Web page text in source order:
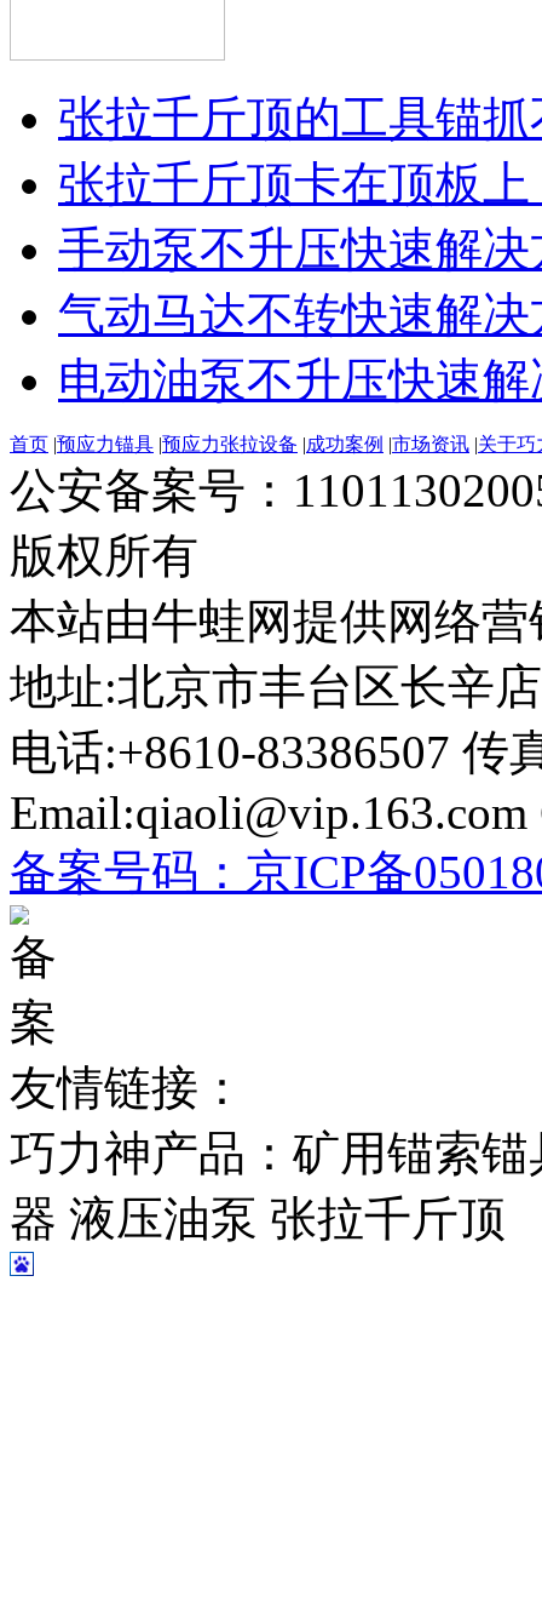
张拉千斤顶的工具锚抓
张拉千斤顶卡在顶板上
手动泵不升压快速解决
气动马达不转快速解决
电动油泵不升压快速
首页 |预应力锚具 |预应力张拉设备 |成功案例 |市场资讯 |关于巧
公安备案号：
版权所有
本站由牛蛙网提供网络
地址:北京市丰台区长辛
电话:+8610-83386507 传
Email:qiaoli@vip.163.com
备案号码： 京ICP备
友情链接：
巧力神产品：矿用锚索
器 液压油泵 张拉千斤顶